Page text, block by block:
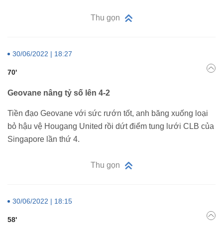
Thu gọn
30/06/2022 | 18:27
70'
Geovane nâng tỷ số lên 4-2
Tiền đạo Geovane với sức rướn tốt, anh băng xuống loại
bỏ hậu vệ Hougang United rồi dứt điểm tung lưới CLB của
Singapore lần thứ 4.
Thu gọn
30/06/2022 | 18:15
58'